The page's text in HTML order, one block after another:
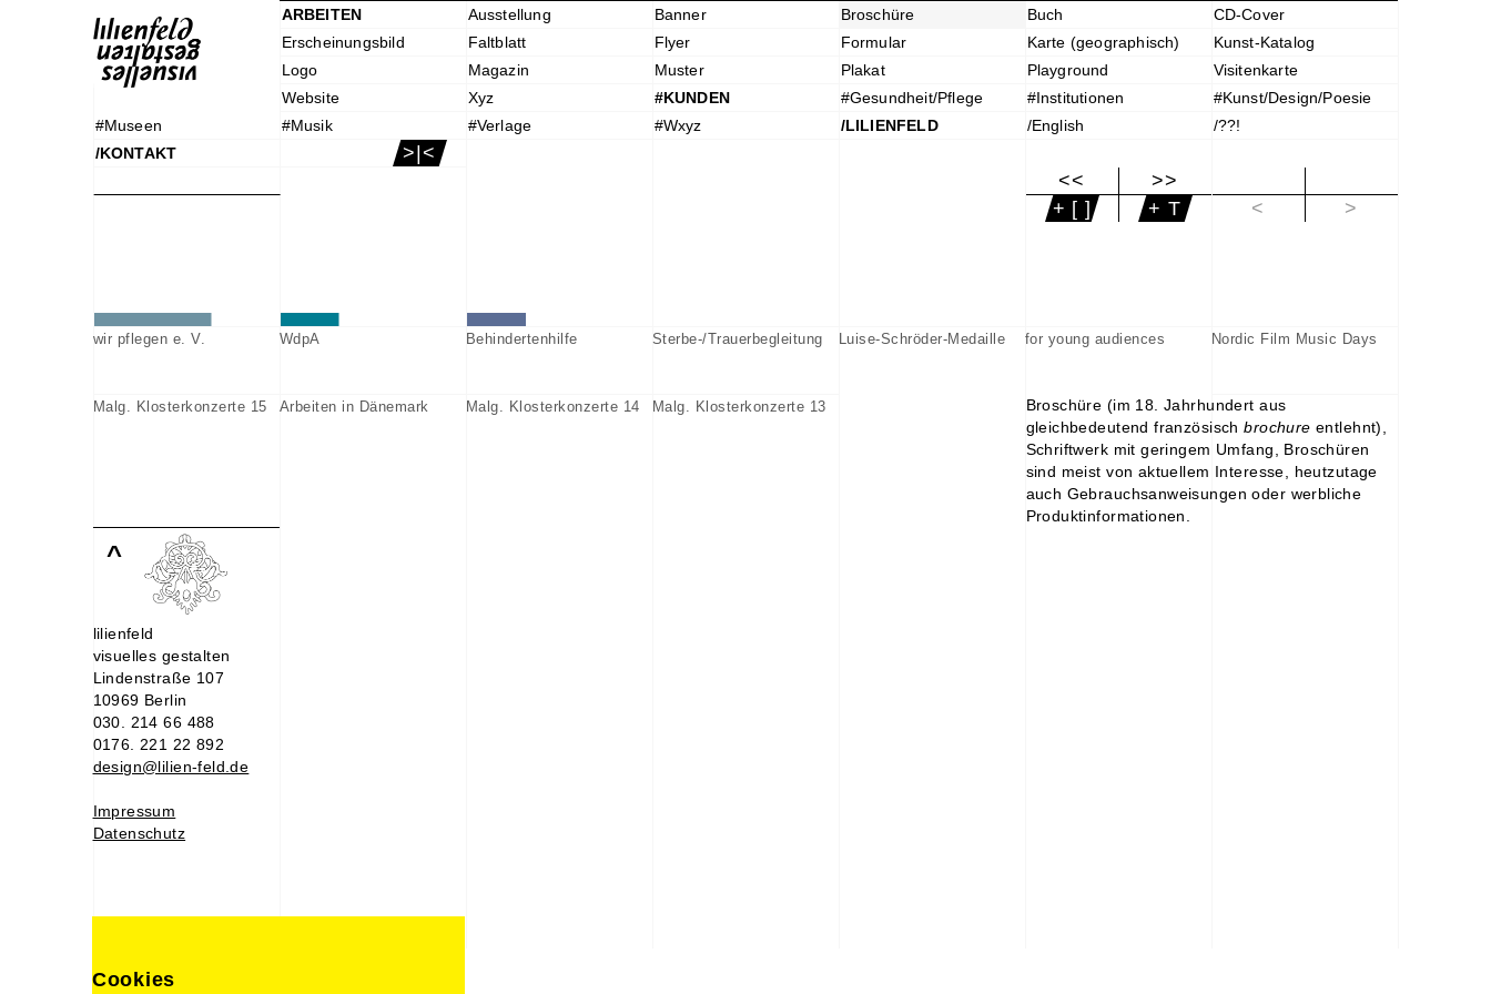
ARBEITEN Ausstellung Banner Broschüre Buch
CD-Cover
Erscheinungsbild
Faltblatt Flyer Formular Karte (geographisch)
Kunst-Katalog
Logo
Magazin Muster Plakat Playground
Visitenkarte
Website
Xyz #KUNDEN #Gesundheit/Pflege #Institutionen
#Kunst/Design/Poesie
#Museen
#Musik #Verlage #Wxyz /LILIENFELD /English
/??!
/KONTAKT
>|<
<<
>>
+ [ ]
+ T
<
>
wir pflegen e. V. WdpA Behindertenhilfe Sterbe-/Trauerbegleitung Luise-Schröder-Medaille for young audiences Nordic Film Music Days
Malg. Klosterkonzerte 15 Arbeiten in Dänemark Malg. Klosterkonzerte 14 Malg. Klosterkonzerte 13
Broschüre (im 18. Jahrhundert aus
gleichbedeutend französischbrochure entlehnt),
Schriftwerk mit geringem Umfang, Broschüren
sind meist von aktuellem Interesse, heutzutage
auch Gebrauchsanweisungen oder werbliche
Produktinformationen.
^
lilienfeld
visuelles gestalten
Lindenstraße 107
10969 Berlin
030. 214 66 488
0176. 221 22 892
design@lilien-feld.de
Impressum
Datenschutz
Cookies